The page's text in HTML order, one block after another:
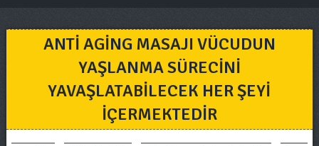
ANTI AGING MASAJI VÜCUDUN
YAŞLANMA SÜRECINI
YAVAŞLATABILECEK HER ŞEYI
IÇERMEKTEDIR